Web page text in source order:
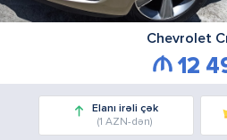
Chevrolet
12
Elanı irəli çək
(1 AZN-dən)